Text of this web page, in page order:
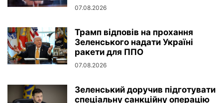
07.08.2026
Трамп відповів на прохання
Зеленського надати Україні
ракети для ППО
07.08.2026
Зеленський доручив підготувати
спеціальну санкційну операцію